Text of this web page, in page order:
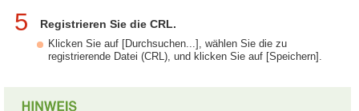
5 Registrieren Sie die CRL.
Klicken Sie auf [Durchsuchen...], wählen Sie die zu
registrierende Datei (CRL), und klicken Sie auf [Speichern].